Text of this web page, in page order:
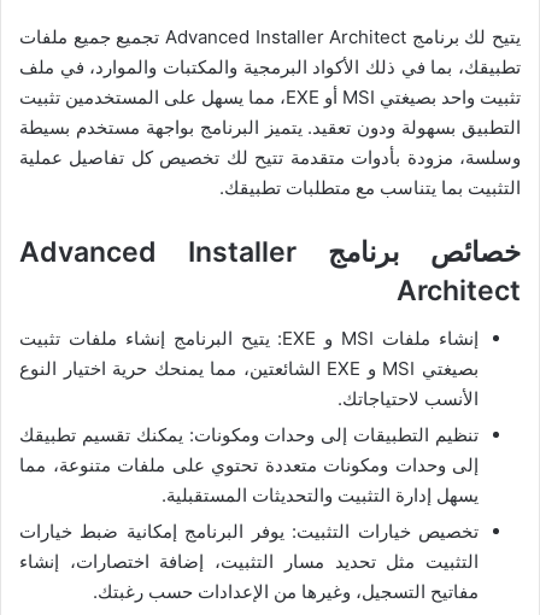
يتيح لك برنامج Advanced Installer Architect تجميع جميع ملفات
تطبيقك، بما في ذلك الأكواد البرمجية والمكتبات والموارد، في ملف
تثبيت واحد بصيغتي MSI أو EXE، مما يسهل على المستخدمين تثبيت
التطبيق بسهولة ودون تعقيد. يتميز البرنامج بواجهة مستخدم بسيطة
وسلسة، مزودة بأدوات متقدمة تتيح لك تخصيص كل تفاصيل عملية
التثبيت بما يتناسب مع متطلبات تطبيقك.
خصائص برنامج Advanced Installer
Architect
إنشاء ملفات MSI و EXE: يتيح البرنامج إنشاء ملفات تثبيت
بصيغتي MSI و EXE الشائعتين، مما يمنحك حرية اختيار النوع
الأنسب لاحتياجاتك.
تنظيم التطبيقات إلى وحدات ومكونات: يمكنك تقسيم تطبيقك
إلى وحدات ومكونات متعددة تحتوي على ملفات متنوعة، مما
يسهل إدارة التثبيت والتحديثات المستقبلية.
تخصيص خيارات التثبيت: يوفر البرنامج إمكانية ضبط خيارات
التثبيت مثل تحديد مسار التثبيت، إضافة اختصارات، إنشاء
مفاتيح التسجيل، وغيرها من الإعدادات حسب رغبتك.